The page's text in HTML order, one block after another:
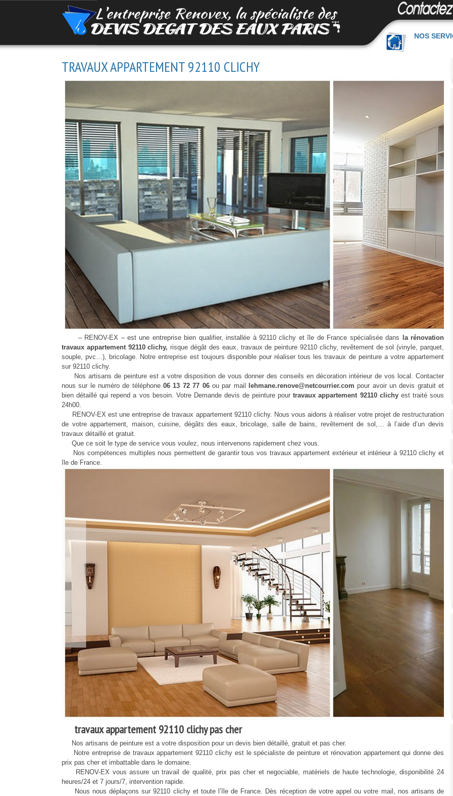
NOS
TRAVAUX APPARTEMENT 92110 CLICHY
– RENOV-EX – est une entreprise bien qualifier, installée à 92110 clichy et île de France spécialisée dans
la rénovation
travaux appartement 92110 clichy, risque dégât des eaux, travaux de peinture 92110 clichy, revêtement de sol (vinyle, parquet,
souple, pvc…), bricolage. Notre entreprise est toujours disponible pour réaliser tous les travaux de peinture a votre appartement
sur 92110 clichy.
Nos artisans de peinture est a votre disposition de vous donner des conseils en décoration intérieur de vos local. Contacter
nous sur le numéro de téléphone06 13 72 77 06 ou par mail lehmane.renove@netcourrier.compour avoir un devis gratuit et
bien détaillé qui repend a vos besoin. Votre Demande devis de peinture pourtravaux appartement 92110 clichy est traité sous
24h00.
RENOV-EX est une entreprise de travaux appartement 92110 clichy. Nous vous aidons à réaliser votre projet de restructuration
de votre appartement, maison, cuisine, dégâts des eaux, bricolage, salle de bains, revêtement de sol,… à l’aide d’un devis
travaux détaillé et gratuit.
Que ce soit le type de service vous voulez, nous intervenons rapidement chez vous.
Nos compétences multiples nous permettent de garantir tous vos travaux appartement extérieur et intérieur à 92110 clichy et
île de France.
travaux appartement 92110 clichy pas cher
Nos artisans de peinture est a votre disposition pour un devis bien détaillé, gratuit et pas cher.
Notre entreprise de travaux appartement 92110 clichy est le spécialiste de peinture et rénovation appartement qui donne des
prix pas cher et imbattable dans le domaine.
RENOV-EX vous assure un travail de qualité, prix pas cher et negociable, matériels de haute technologie, disponibilité 24
heures/24 et 7 jours/7, intervention rapide.
Nous nous déplaçons sur 92110 clichy et toute l’île de France. Dès réception de votre appel ou votre mail, nos artisans de